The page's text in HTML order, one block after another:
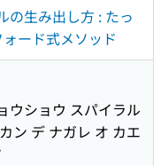
の生み出し方 : たっ
ード式メソッド
ウショウ スパイラル
ン デ ナガレ オ カエ